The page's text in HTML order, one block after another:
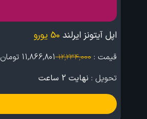
اپل آیتونز ایرلند 50 یورو
قیمت : 12,234,000
11,866,801 تومان
تحویل : نهایت 2 ساعت